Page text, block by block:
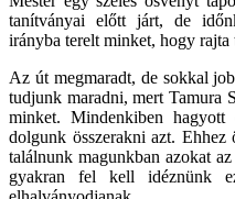
tanítványai előtt járt, de
irányba terelt minket, hogy
Az út megmaradt, de sokkal
tudjunk maradni, mert Tamura
minket. Mindenkiben
dolgunk összerakni azt. Ehhez
találnunk magunkban azokat
gyakran fel kell idéznünk